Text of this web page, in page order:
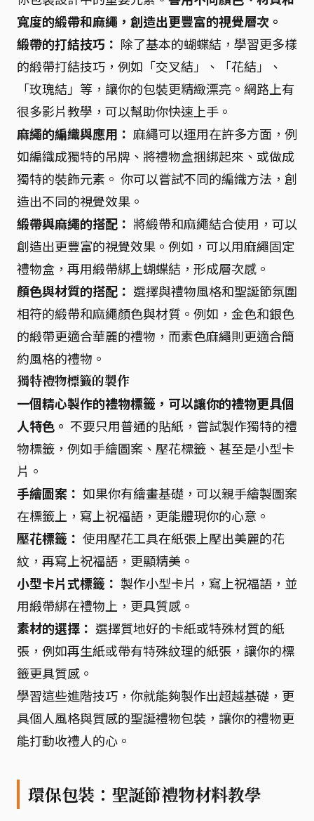
寬度的緞帶和麻繩，創造出更豐富的視覺層次。
緞帶的打結技巧： 除了基本的蝴蝶結，學習更多樣
的緞帶打結技巧，例如「交叉結」、「花結」、
「玫瑰結」等，讓你的包裝更精緻漂亮。網路上有
很多影片教學，可以幫助你快速上手。
麻繩的編織與應用： 麻繩可以運用在許多方面，例
如編織成獨特的吊牌、將禮物盒捆綁起來、或做成
獨特的裝飾元素。 你可以嘗試不同的編織方法，創
造出不同的視覺效果。
緞帶與麻繩的搭配： 將緞帶和麻繩結合使用，可以
創造出更豐富的視覺效果。例如，可以用麻繩固定
禮物盒，再用緞帶綁上蝴蝶結，形成層次感。
顏色與材質的搭配： 選擇與禮物風格和聖誕節氛圍
相符的緞帶和麻繩顏色與材質。例如，金色和銀色
的緞帶更適合華麗的禮物，而素色麻繩則更適合簡
約風格的禮物。
獨特禮物標籤的製作
一個精心製作的禮物標籤，可以讓你的禮物更具個
人特色。 不要只用普通的貼紙，嘗試製作獨特的禮
物標籤，例如手繪圖案、壓花標籤、甚至是小型卡
片。
手繪圖案： 如果你有繪畫基礎，可以親手繪製圖案
在標籤上，寫上祝福語，更能體現你的心意。
壓花標籤： 使用壓花工具在紙張上壓出美麗的花
紋，再寫上祝福語，更顯精美。
小型卡片式標籤： 製作小型卡片，寫上祝福語，並
用緞帶綁在禮物上，更具質感。
素材的選擇： 選擇質地好的卡紙或特殊材質的紙
張，例如再生紙或帶有特殊紋理的紙張，讓你的標
籤更具質感。
學習這些進階技巧，你就能夠製作出超越基礎，更
具個人風格與質感的聖誕禮物包裝，讓你的禮物更
能打動收禮人的心。
環保包裝：聖誕節禮物材料教學